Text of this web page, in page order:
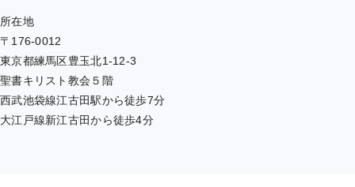
所在地
〒176-0012
東京都練馬区豊玉北1-12-3
聖書キリスト教会５階
西武池袋線江古田駅から徒歩7分
大江戸線新江古田から徒歩4分